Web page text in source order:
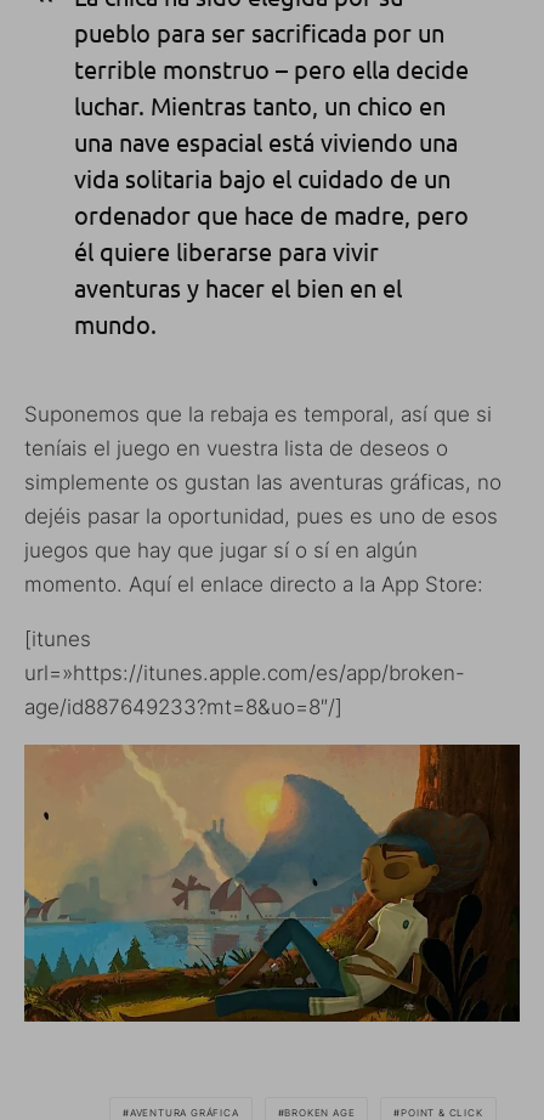
pueblo para ser sacrificada por un
terrible monstruo – pero ella decide
luchar. Mientras tanto, un chico en
una nave espacial está viviendo una
vida solitaria bajo el cuidado de un
ordenador que hace de madre, pero
él quiere liberarse para vivir
aventuras y hacer el bien en el
mundo.
Suponemos que la rebaja es temporal, así que si
teníais el juego en vuestra lista de deseos o
simplemente os gustan las aventuras gráficas, no
dejéis pasar la oportunidad, pues es uno de esos
juegos que hay que jugar sí o sí en algún
momento. Aquí el enlace directo a la App Store:
[itunes
url=»https://itunes.apple.com/es/app/broken-
age/id887649233?mt=8&uo=8″/]
AVENTURA GRÁFICA BROKEN AGE POINT & CLICK